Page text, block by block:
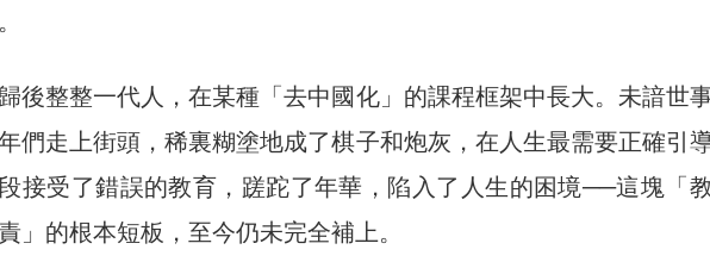
後整整一代人，在某種「去中國化」的課程框架中長大。未諳世
們走上街頭，稀裏糊塗地成了棋子和炮灰，在人生最需要正確引
接受了錯誤的教育，蹉跎了年華，陷入了人生的困境──這塊「
」的根本短板，至今仍未完全補上。